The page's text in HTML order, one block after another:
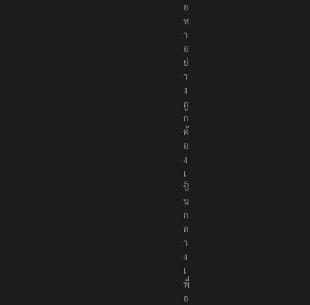
อ
ห
า
อ
ย่
า
ง
ถู
ก
ต้
อ
ง
เ
ป็
น
ก
ล
า
ง
เ
พื่
อ